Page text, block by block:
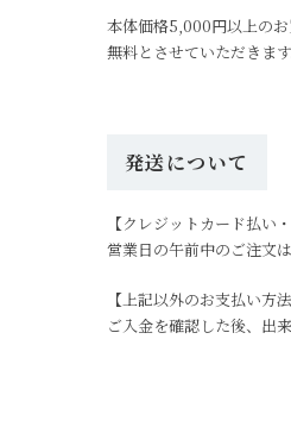
本体価格5,000円以上の
無料とさせていただきます
発送について
【クレジットカード払い
営業日の午前中のご注文
【上記以外のお支払い方法
ご入金を確認した後、出